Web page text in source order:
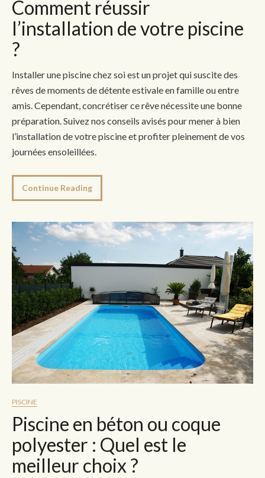
Comment réussir
l’installation de votre piscine
?
Installer une piscine chez soi est un projet qui suscite des
rêves de moments de détente estivale en famille ou entre
amis. Cependant, concrétiser ce rêve nécessite une bonne
préparation. Suivez nos conseils avisés pour mener à bien
l’installation de votre piscine et profiter pleinement de vos
journées ensoleillées.
Continue Reading
PISCINE
Piscine en béton ou coque
polyester : Quel est le
meilleur choix ?